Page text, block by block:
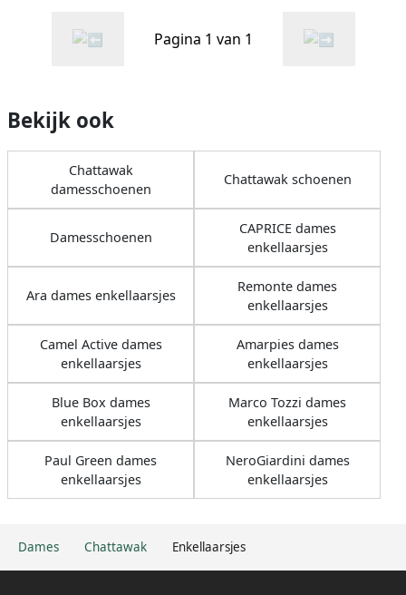
Dames Chattawak Enkellaarsjes
Pagina 1 van 1
Bekijk ook
Chattawak
damesschoenen
Chattawak schoenen
Damesschoenen
CAPRICE dames
enkellaarsjes
Ara dames enkellaarsjes
Remonte dames
enkellaarsjes
Camel Active dames
enkellaarsjes
Amarpies dames
enkellaarsjes
Blue Box dames
enkellaarsjes
Marco Tozzi dames
enkellaarsjes
Paul Green dames
enkellaarsjes
NeroGiardini dames
enkellaarsjes